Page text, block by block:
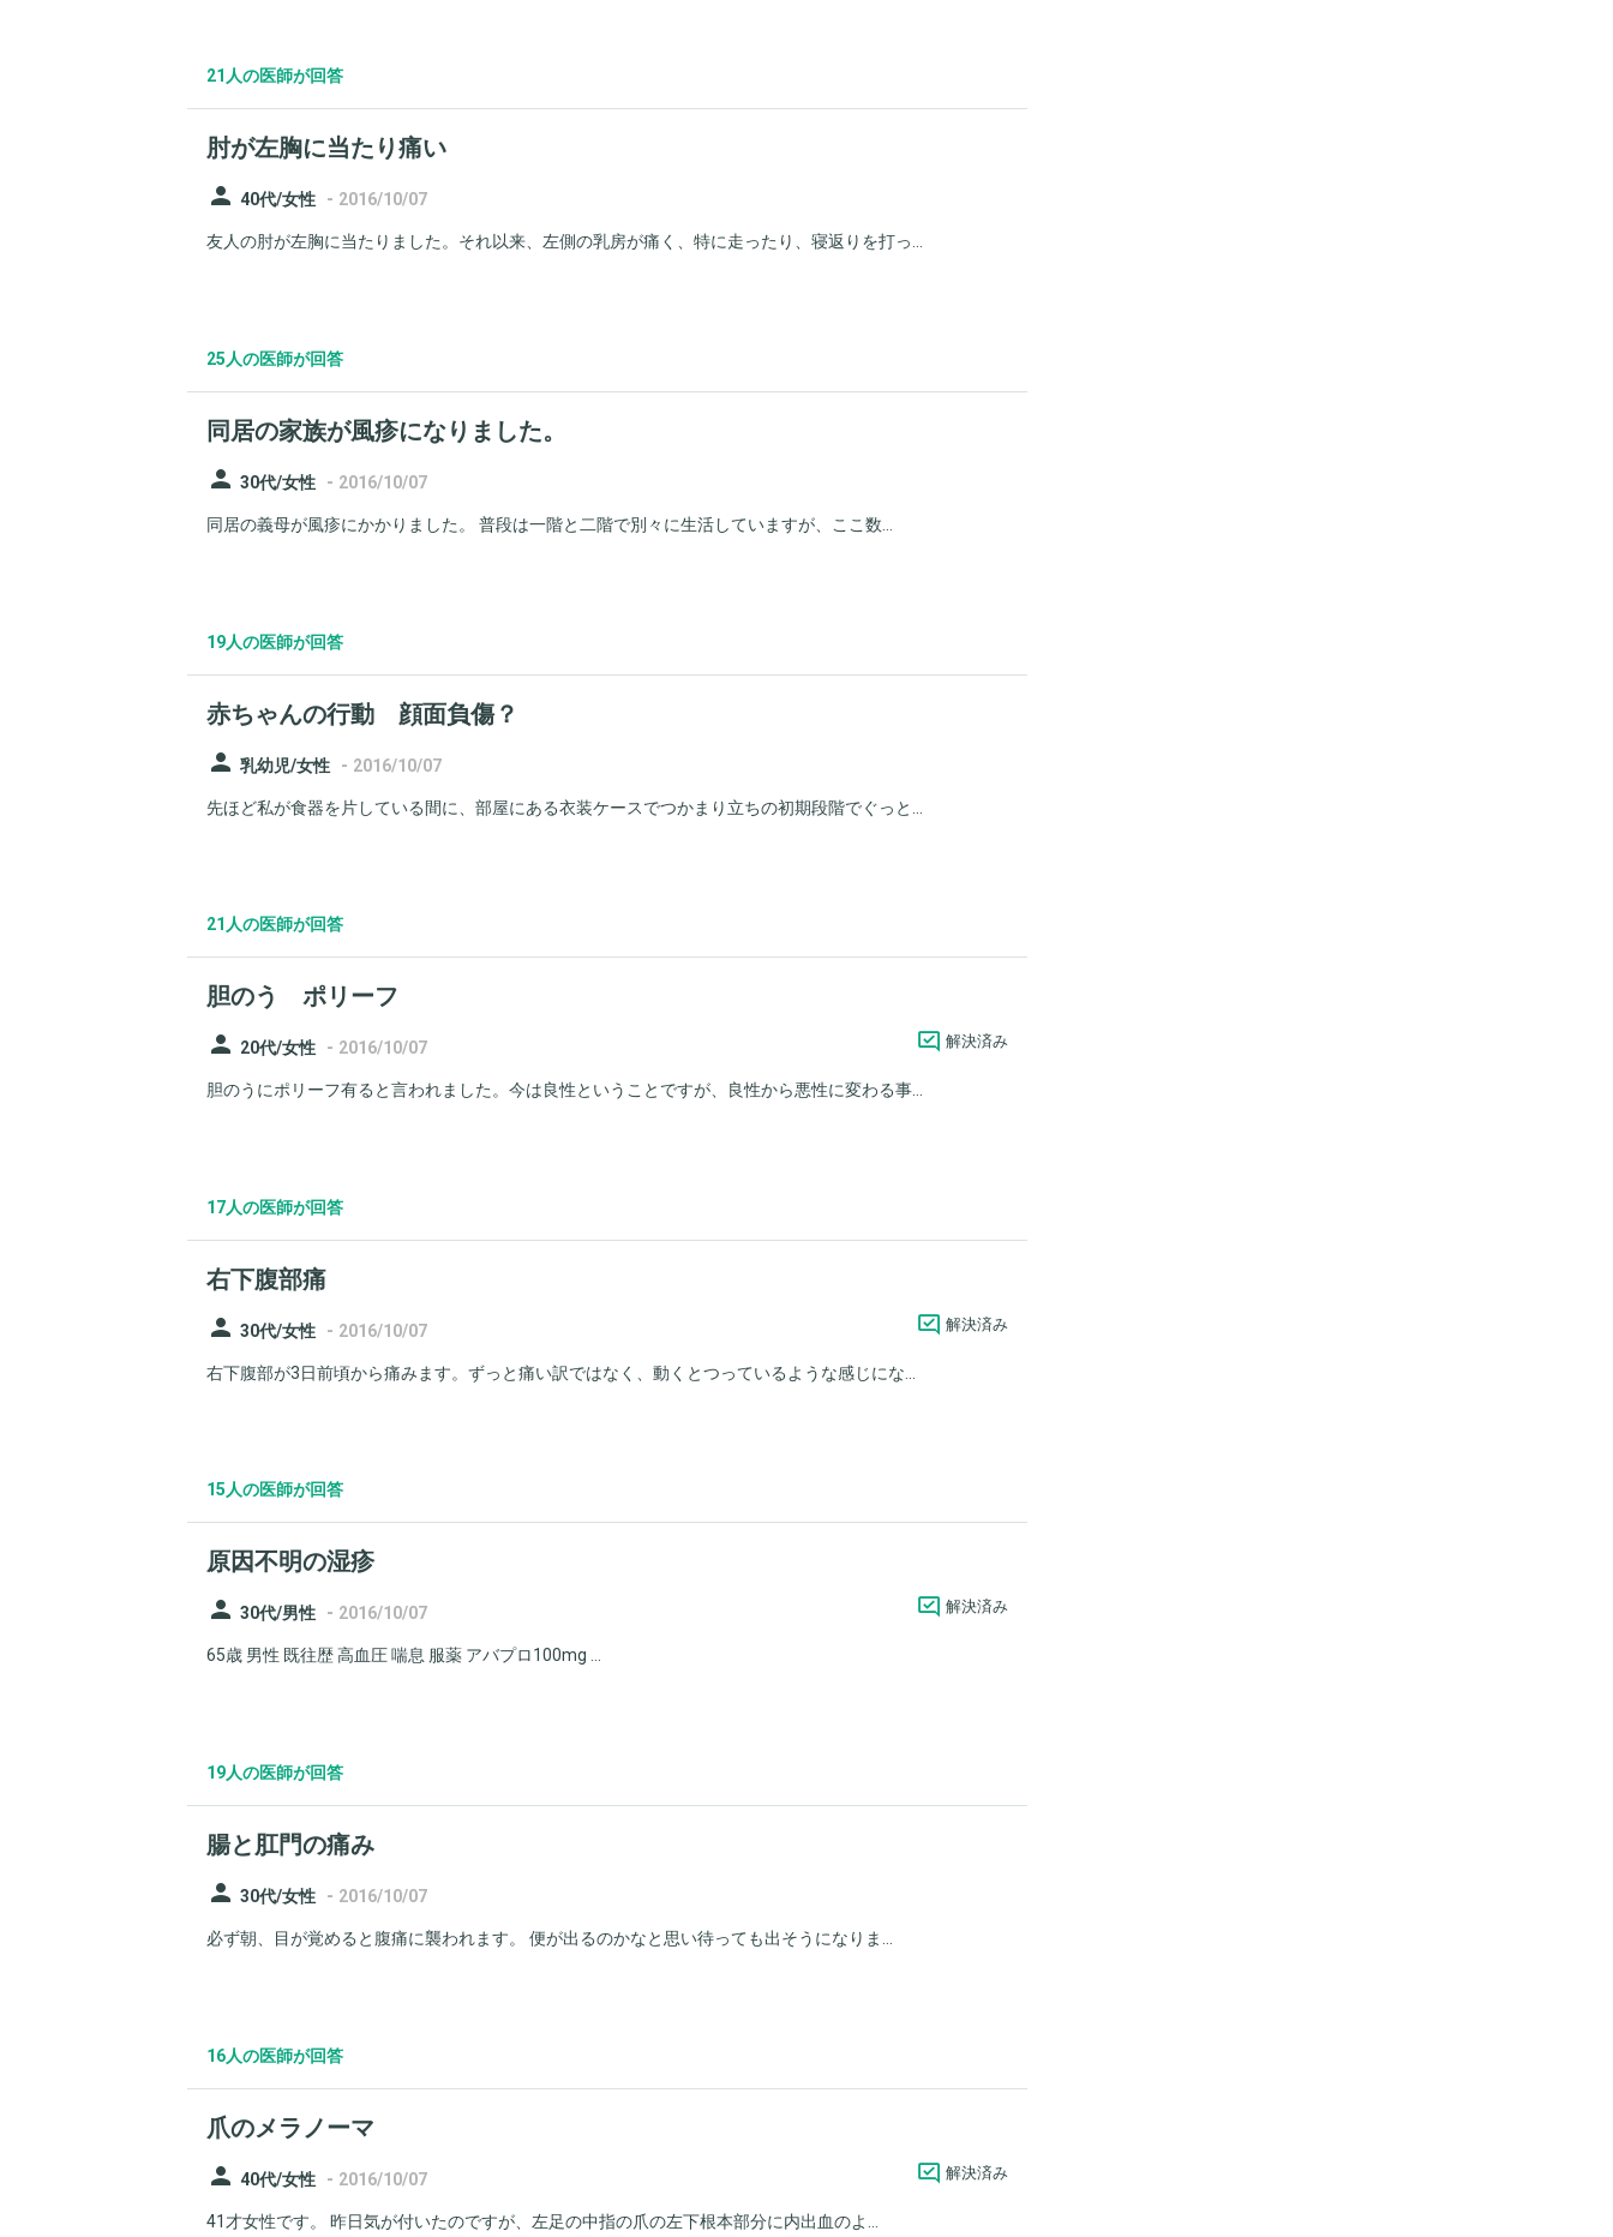
21人の医師が回答
肘が左胸に当たり痛い
person 40代/女性 - 2016/10/07
友人の肘が左胸に当たりました。それ以来、左側の乳房が痛く、特に走ったり、寝返りを打っ...
25人の医師が回答
同居の家族が風疹になりました。
person 30代/女性 - 2016/10/07
同居の義母が風疹にかかりました。 普段は一階と二階で別々に生活していますが、ここ数...
19人の医師が回答
赤ちゃんの行動 顔面負傷？
person 乳幼児/女性 - 2016/10/07
先ほど私が食器を片している間に、部屋にある衣装ケースでつかまり立ちの初期段階でぐっと...
21人の医師が回答
胆のう ポリーフ
person 20代/女性 - 2016/10/07 解決済み
胆のうにポリーフ有ると言われました。今は良性ということですが、良性から悪性に変わる事...
17人の医師が回答
右下腹部痛
person 30代/女性 - 2016/10/07 解決済み
右下腹部が3日前頃から痛みます。ずっと痛い訳ではなく、動くとつっているような感じにな...
15人の医師が回答
原因不明の湿疹
person 30代/男性 - 2016/10/07 解決済み
65歳 男性 既往歴 高血圧 喘息 服薬 アバプロ100mg ...
19人の医師が回答
腸と肛門の痛み
person 30代/女性 - 2016/10/07
必ず朝、目が覚めると腹痛に襲われます。 便が出るのかなと思い待っても出そうになりま...
16人の医師が回答
爪のメラノーマ
person 40代/女性 - 2016/10/07 解決済み
41才女性です。 昨日気が付いたのですが、左足の中指の爪の左下根本部分に内出血のよ...